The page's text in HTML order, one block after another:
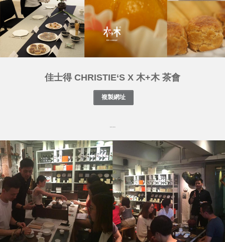
佳士得 CHRISTIE‘S X 木+木 茶會